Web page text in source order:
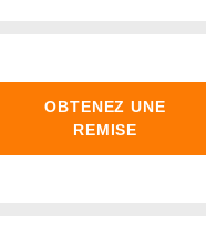
OBTENEZ UNE
REMISE